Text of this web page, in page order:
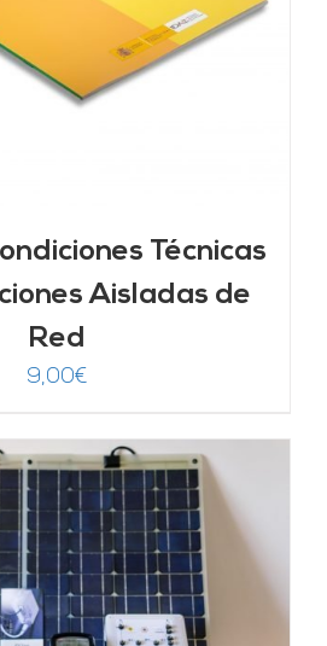
Técnicas
Aisladas de
Red
9,00€